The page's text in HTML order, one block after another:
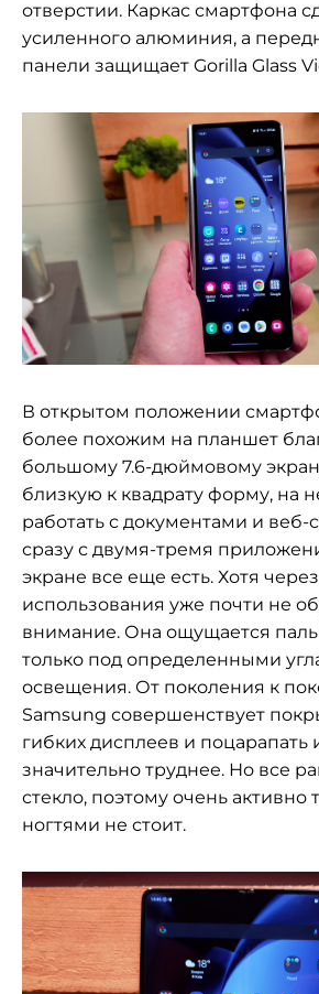
отверстии. Каркас смартфона
усиленного алюминия, а
панели защищает Gorilla Glass
В открытом положении
более похожим на планшет
большому 7.6-дюймовому
близкую к квадрату форму, на
работать с документами и веб-
сразу с двумя-тремя
экране все еще есть. Хотя
использования уже почти не
внимание. Она ощущается
только под определенными
освещения. От поколения к
Samsung совершенствует
гибких дисплеев и поцарапать
значительно труднее. Но все
стекло, поэтому очень активно
ногтями не стоит.